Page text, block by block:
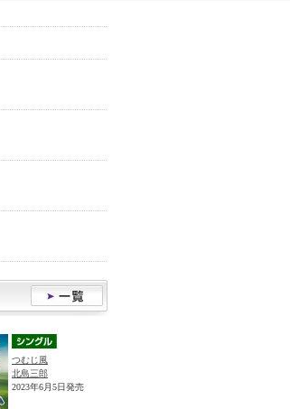
つむじ風
北島三郎
2023年6月5日発売